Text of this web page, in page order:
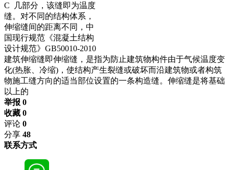
C 几部分，该缝即为温度
缝。对不同的结构体系，
伸缩缝间的距离不同，中
国现行规范《混凝土结构
设计规范》GB50010-2010
建筑伸缩缝即伸缩缝，是指为防止建筑物构件由于气候温度变
化(热胀、冷缩)，使结构产生裂缝或破坏而沿建筑物或者构筑
物施工缝方向的适当部位设置的一条构造缝。伸缩缝是将基础
以上的
举报 0
收藏 0
评论 0
分享 48
联系方式